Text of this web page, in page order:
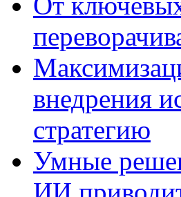
внедрения
стратегию
Умные